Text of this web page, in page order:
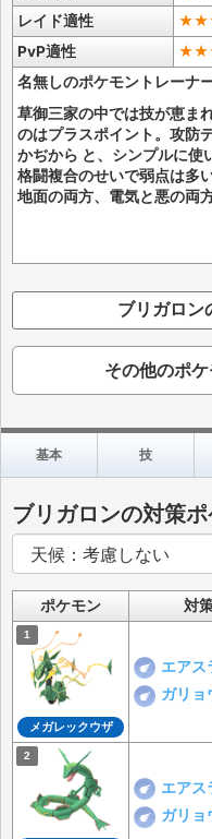
レイド適性
PvP適性
名無しのポケモントレーナ
草御三家の中では技が恵ま
のはプラスポイント。攻防
かぢから と、シンプルに使
格闘複合のせいで弱点は多
地面の両方、電気と悪の両
ブリガロン
その他のポ
基本 技
ブリガロンの対策
ポケモン 対
メガレックウザ
エアス
ガリョ
エアス
ガリョ